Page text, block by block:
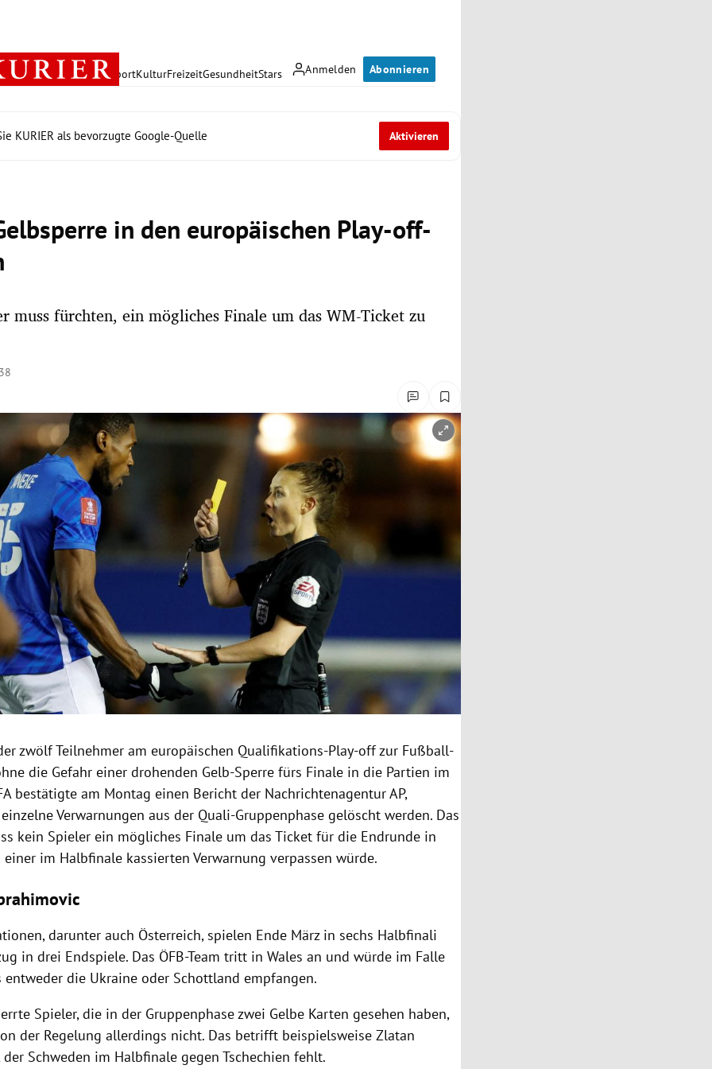
Anmelden Abonnieren
PolitikWirtschaft SportKulturFreizeitGesundheitStars
KURIER als bevorzugte Google-Quelle Aktivieren
in den europäischen Play-off-
muss fürchten, ein mögliches Finale um das WM-Ticket zu
öffnen/schließen
zwölf Teilnehmer am europäischen Qualifikations-Play-off zur Fußball-
die Gefahr einer drohenden Gelb-Sperre fürs Finale in die Partien im
bestätigte am Montag einen Bericht der Nachrichtenagentur AP,
Verwarnungen aus der Quali-Gruppenphase gelöscht werden. Das
kein Spieler ein mögliches Finale um das Ticket für die Endrunde in
einer im Halbfinale kassierten Verwarnung verpassen würde.
darunter auch Österreich, spielen Ende März in sechs Halbfinali
in drei Endspiele. Das ÖFB-Team tritt in Wales an und würde im Falle
entweder die Ukraine oder Schottland empfangen.
Spieler, die in der Gruppenphase zwei Gelbe Karten gesehen haben,
der Regelung allerdings nicht. Das betrifft beispielsweise Zlatan
Schweden im Halbfinale gegen Tschechien fehlt.